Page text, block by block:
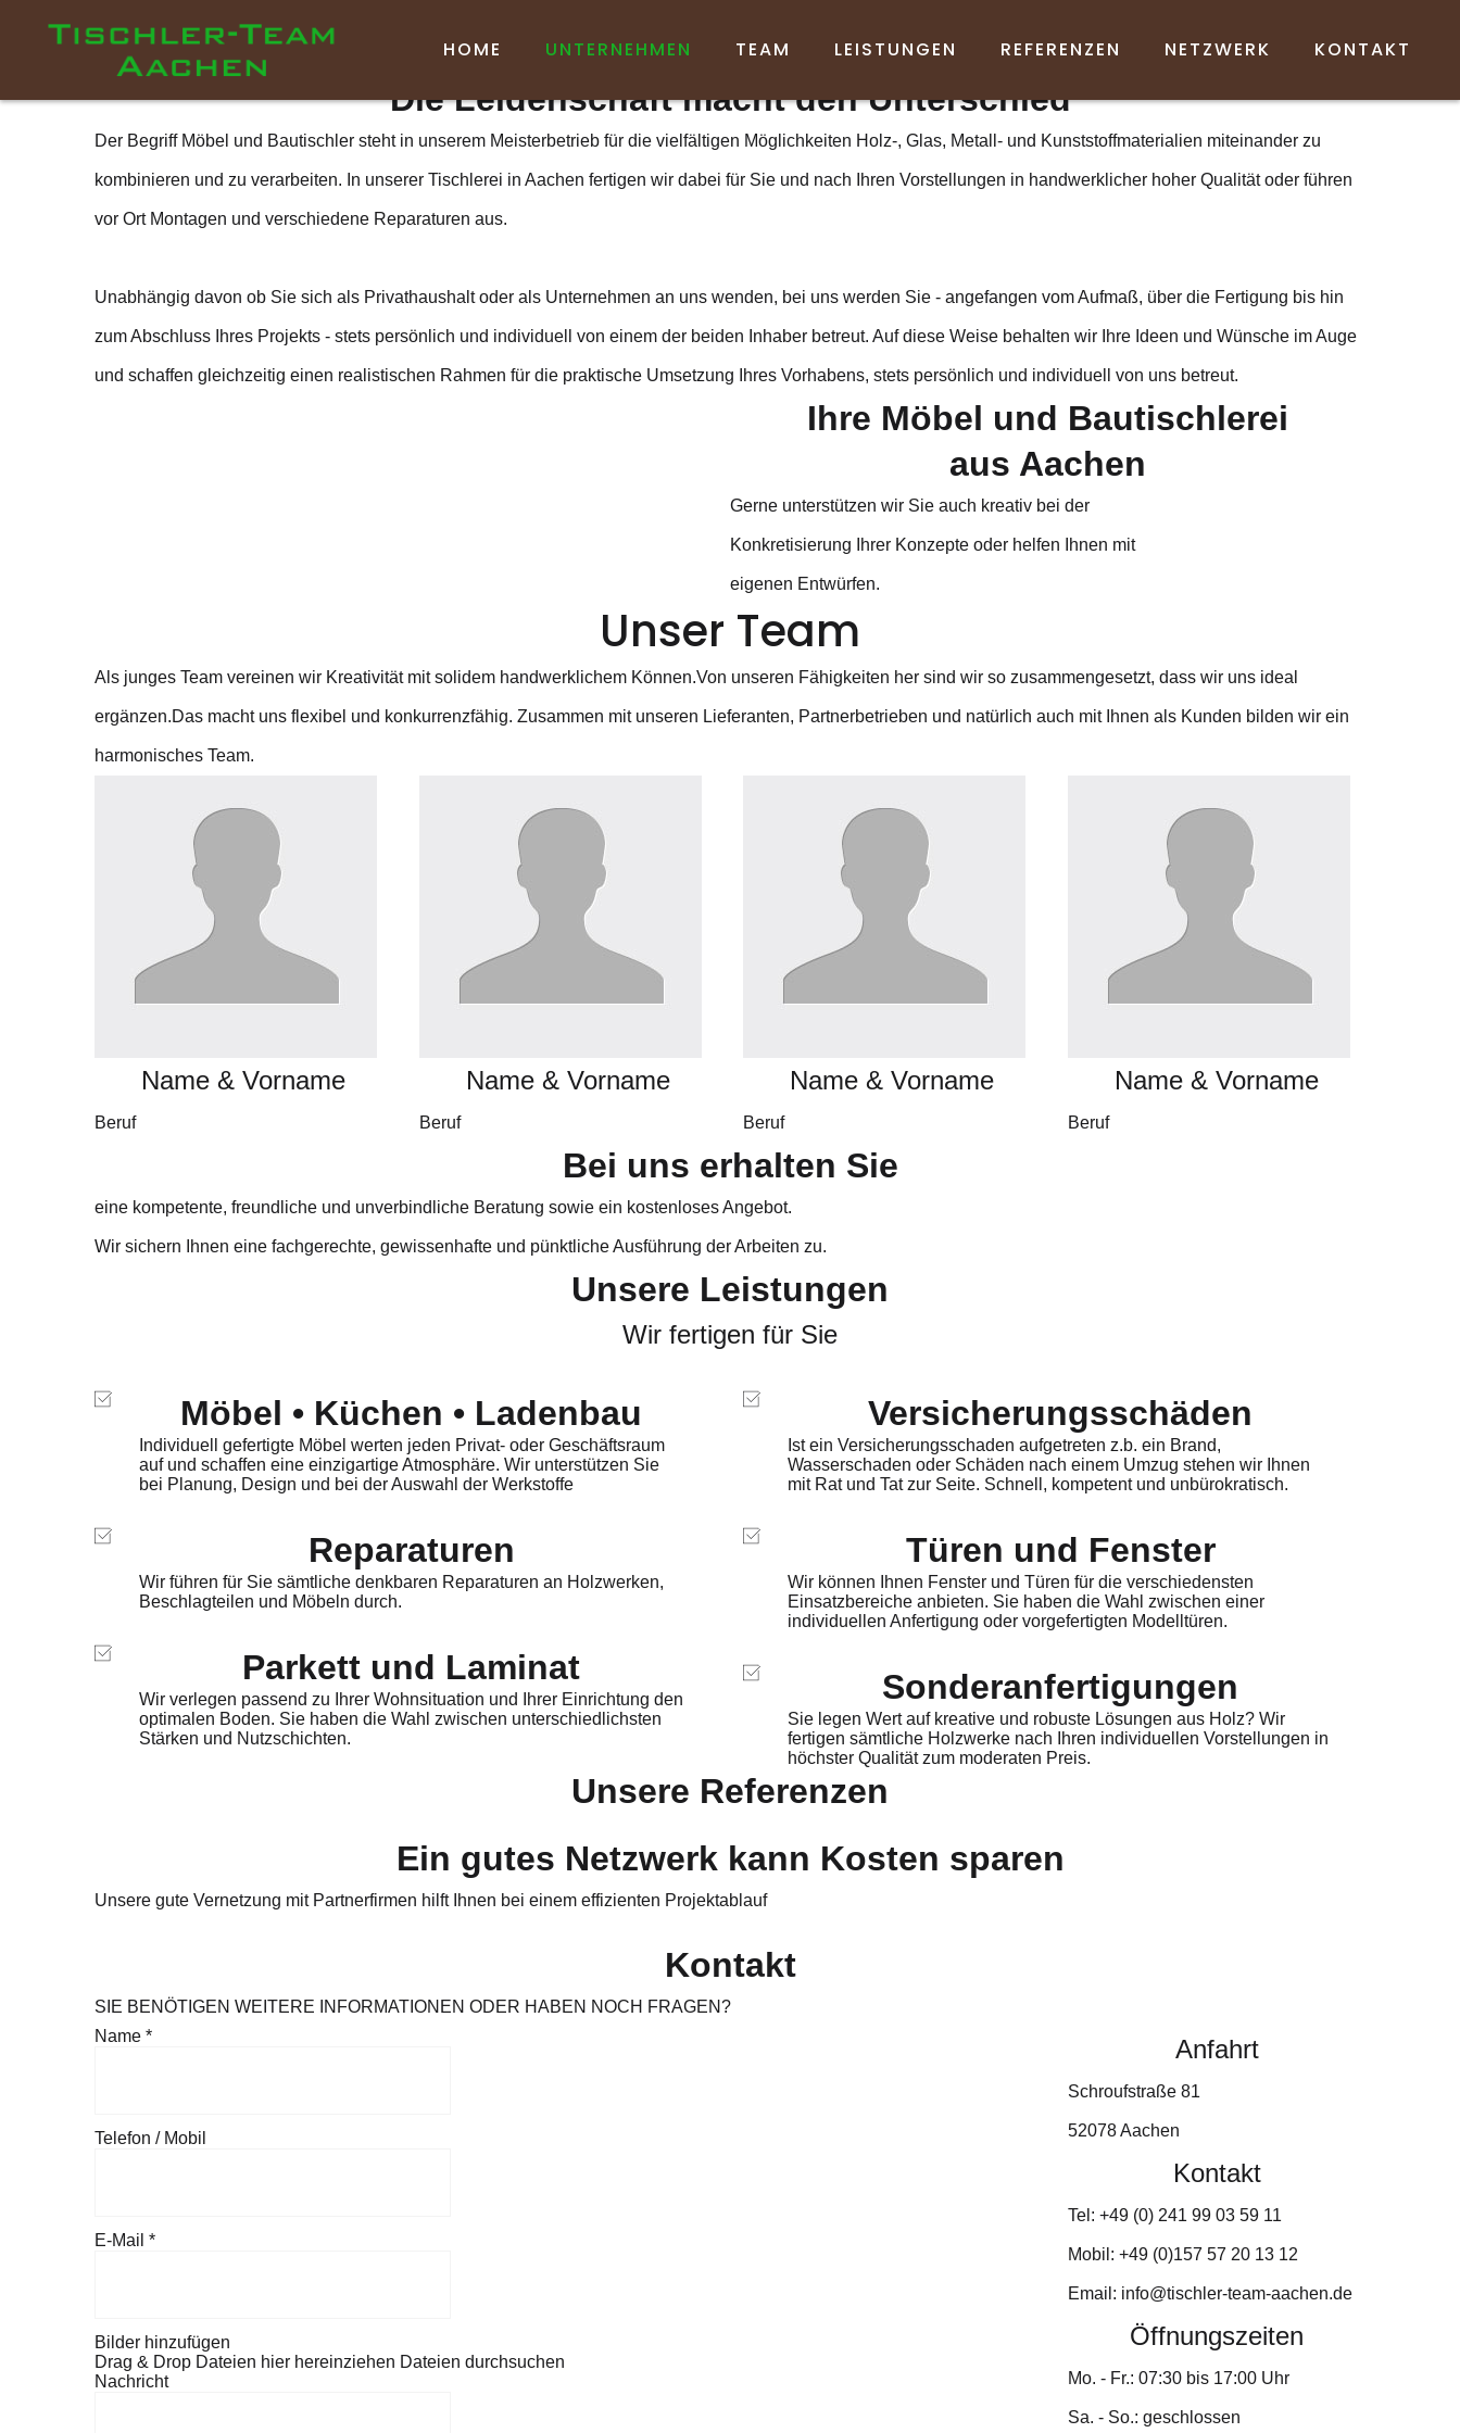
HOME UNTERNEHMEN TEAM LEISTUNGEN REFERENZEN NETZWERK KONTAKT
Das Tischler-Team Aachen
Die Leidenschaft macht den Unterschied
Der Begriff Möbel und Bautischler steht in unserem Meisterbetrieb für die vielfältigen Möglichkeiten Holz-, Glas, Metall- und Kunststoffmaterialien miteinander zu
kombinieren und zu verarbeiten. In unserer Tischlerei in Aachen fertigen wir dabei für Sie und nach Ihren Vorstellungen in handwerklicher hoher Qualität oder führen
vor Ort Montagen und verschiedene Reparaturen aus.
Unabhängig davon ob Sie sich als Privathaushalt oder als Unternehmen an uns wenden, bei uns werden Sie - angefangen vom Aufmaß, über die Fertigung bis hin
zum Abschluss Ihres Projekts - stets persönlich und individuell von einem der beiden Inhaber betreut. Auf diese Weise behalten wir Ihre Ideen und Wünsche im Auge
und schaffen gleichzeitig einen realistischen Rahmen für die praktische Umsetzung Ihres Vorhabens, stets persönlich und individuell von uns betreut.
Ihre Möbel und Bautischlerei
aus Aachen
Gerne unterstützen wir Sie auch kreativ bei der
Konkretisierung Ihrer Konzepte oder helfen Ihnen mit
eigenen Entwürfen.
Unser Team
Als junges Team vereinen wir Kreativität mit solidem handwerklichem Können.Von unseren Fähigkeiten her sind wir so zusammengesetzt, dass wir uns ideal
ergänzen.Das macht uns flexibel und konkurrenzfähig. Zusammen mit unseren Lieferanten, Partnerbetrieben und natürlich auch mit Ihnen als Kunden bilden wir ein
harmonisches Team.
Name & Vorname
Beruf
Name & Vorname
Beruf
Name & Vorname
Beruf
Name & Vorname
Beruf
Bei uns erhalten Sie
eine kompetente, freundliche und unverbindliche Beratung sowie ein kostenloses Angebot.
Wir sichern Ihnen eine fachgerechte, gewissenhafte und pünktliche Ausführung der Arbeiten zu.
Unsere Leistungen
Wir fertigen für Sie
Möbel • Küchen • Ladenbau
Individuell gefertigte Möbel werten jeden Privat- oder Geschäftsraum
auf und schaffen eine einzigartige Atmosphäre. Wir unterstützen Sie
bei Planung, Design und bei der Auswahl der Werkstoffe
Reparaturen
Wir führen für Sie sämtliche denkbaren Reparaturen an Holzwerken,
Beschlagteilen und Möbeln durch.
Parkett und Laminat
Wir verlegen passend zu Ihrer Wohnsituation und Ihrer Einrichtung den
optimalen Boden. Sie haben die Wahl zwischen unterschiedlichsten
Stärken und Nutzschichten.
Versicherungsschäden
Ist ein Versicherungsschaden aufgetreten z.b. ein Brand,
Wasserschaden oder Schäden nach einem Umzug stehen wir Ihnen
mit Rat und Tat zur Seite. Schnell, kompetent und unbürokratisch.
Türen und Fenster
Wir können Ihnen Fenster und Türen für die verschiedensten
Einsatzbereiche anbieten. Sie haben die Wahl zwischen einer
individuellen Anfertigung oder vorgefertigten Modelltüren.
Sonderanfertigungen
Sie legen Wert auf kreative und robuste Lösungen aus Holz? Wir
fertigen sämtliche Holzwerke nach Ihren individuellen Vorstellungen in
höchster Qualität zum moderaten Preis.
Unsere Referenzen
Ein gutes Netzwerk kann Kosten sparen
Unsere gute Vernetzung mit Partnerfirmen hilft Ihnen bei einem effizienten Projektablauf
Kontakt
SIE BENÖTIGEN WEITERE INFORMATIONEN ODER HABEN NOCH FRAGEN?
Name *
Telefon / Mobil
E-Mail *
Bilder hinzufügen
Drag & Drop Dateien hier hereinziehen Dateien durchsuchen
Nachricht
Anfahrt
Schroufstraße 81
52078 Aachen
Kontakt
Tel: +49 (0) 241 99 03 59 11
Mobil: +49 (0)157 57 20 13 12
Email: info@tischler-team-aachen.de
Öffnungszeiten
Mo. - Fr.: 07:30 bis 17:00 Uhr
Sa. - So.: geschlossen